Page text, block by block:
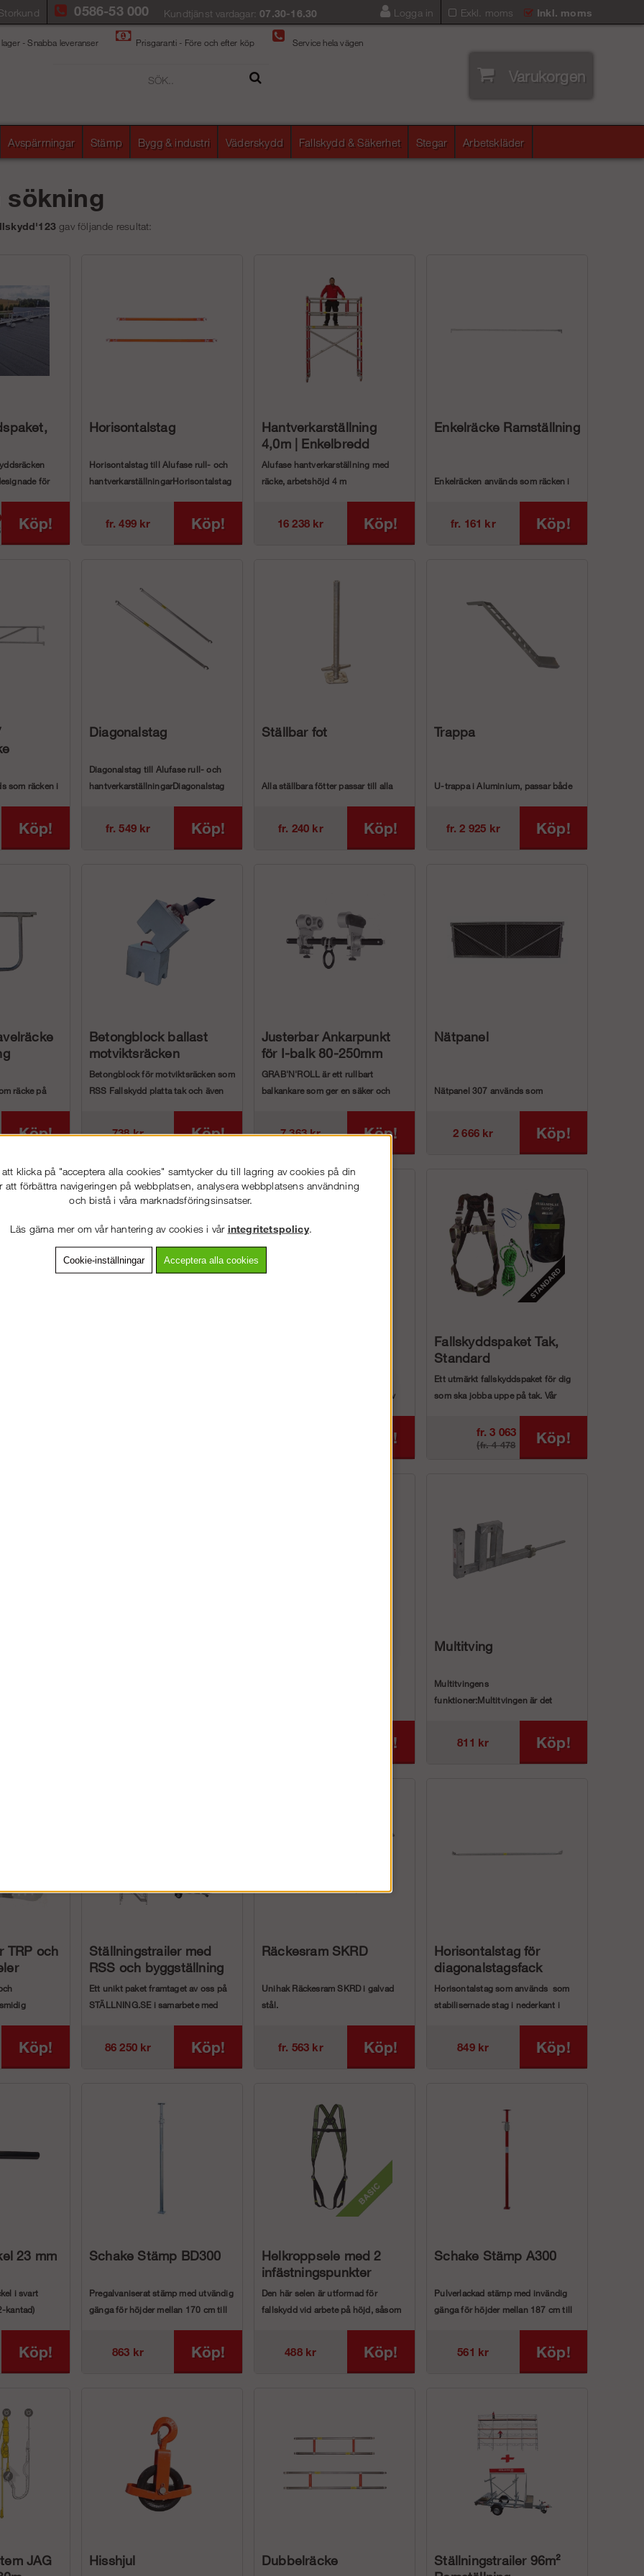
Exkl. moms Inkl. moms
0586-53 000 Kundtjänst vardagar:07.30-16.30 Logga in
- Snabba leveranser Prisgaranti - Före och efter köp Service hela vägen
Varukorgen
Avspärrningar Stämp Bygg & industri Väderskydd Fallskydd & Säkerhet Stegar Arbetskläder
sökning
gav följande resultat:
för
Köp!
Horisontalstag
Horisontalstag till Alufase rull- och
hantverkarställningarHorisontalstag
fr. 499 kr Köp!
Hantverkarställning
4,0m | Enkelbredd
Alufase hantverkarställning med
räcke, arbetshöjd 4 m
16 238 kr Köp!
Enkelräcke Ramställning
Enkelräcken används som räcken i
fr. 161 kr Köp!
som räcken i
Köp!
Diagonalstag
Diagonalstag till Alufase rull- och
hantverkarställningarDiagonalstag
fr. 549 kr Köp!
Ställbar fot
Alla ställbara fötter passar till alla
fr. 240 kr Köp!
Trappa
U-trappa i Aluminium, passar både
fr. 2 925 kr Köp!
räcke på
Köp!
Betongblock ballast
motviktsräcken
Betongblock för motviktsräcken som
RSS Fallskydd platta tak och även
738 kr Köp!
Justerbar Ankarpunkt
för I-balk 80-250mm
GRAB'N'ROLL är ett rullbart
balkankare som ger en säker och
7 363 kr Köp!
Nätpanel
Nätpanel 307 används som
2 666 kr Köp!
4
och RSS
hörnlåsning och annan låsning av
Köp!
Fallskyddspaket Tak,
Standard
Ett utmärkt fallskyddspaket för dig
som ska jobba uppe på tak. Vår
fr. 3 063
(fr. 4 478 Köp!
av
annat
Köp!
Multitving
Multitvingens
funktioner:Multitvingen är det
811 kr Köp!
TRP och
Köp!
Ställningstrailer med
RSS och byggställning
med trapptorn
Ett unikt paket framtaget av oss på
STÄLLNING.SE i samarbete med
86 250 kr Köp!
Räckesram SKRD
Unihak Räckesram SKRD i galvad
stål.
fr. 563 kr Köp!
Horisontalstag för
diagonalstagsfack
Horisontalstag som används som
stabilisernade stag i nederkant i
849 kr Köp!
23 mm
i svart
kantad)
Köp!
Schake Stämp BD300
Pregalvaniserat stämp med utvändig
gänga för höjder mellan 170 cm till
863 kr Köp!
Helkroppsele med 2
infästningspunkter
Den här selen är utformad för
fallskydd vid arbete på höjd, såsom
488 kr Köp!
Schake Stämp A300
Pulverlackad stämp med invändig
gänga för höjder mellan 187 cm till
561 kr Köp!
JAG
Hisshjul Dubbelräcke
Ställningstrailer 96m²
klicka på "acceptera alla cookies" samtycker du till lagring av cookies på din
att förbättra navigeringen på webbplatsen, analysera webbplatsens användning
och bistå i våra marknadsföringsinsatser.
Läs gärna mer om vår hantering av cookies i vår integritetspolicy.
Cookie-inställningar Acceptera alla cookies